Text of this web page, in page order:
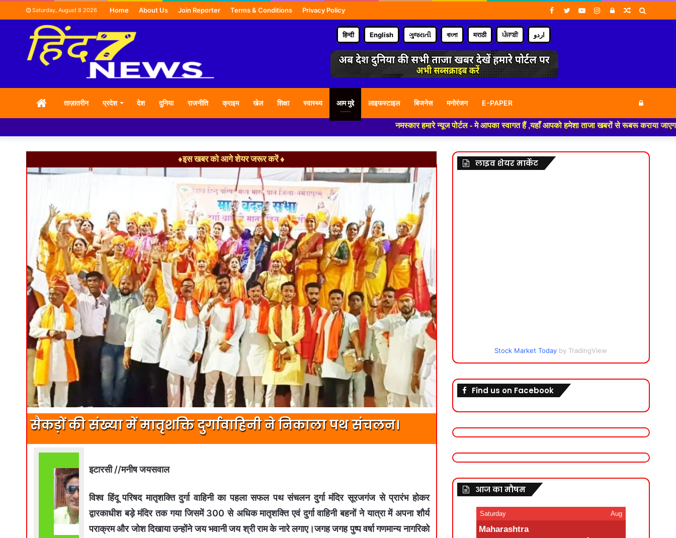
Saturday, August 8 2026 Home About Us Join Reporter Terms & Conditions Privacy Policy Random
Log
Instagram
YouTube
Twitter
Facebook
हिन्दी English ગુજરાતી বাংলা मराठी ਪੰਜਾਬੀ اردو
HOMEताज़ातरीन प्रदेश देश दुनिया राजनीति क्राइम खेल शिक्षा स्वास्थ्य आम मुद्दे लाइफस्टाइल बिजनेस मनोरंजन E-PAPER Log
In
नमस्कार हमारे न्यूज पोर्टल - मे आपका स्वागत हैं ,यहाँ आपको हमेशा ताजा खबरों से रूबरू कराया जाएगा , खबर
♦इस खबर को आगे शेयर जरूर करें ♦
सैकड़ों की संख्या में मातृशक्ति दुर्गावाहिनी ने निकाला पथ संचलन।
इटारसी //मनीष जयसवाल
विश्व हिंदू परिषद मातृशक्ति दुर्गा वाहिनी का पहला सफल पथ संचलन दुर्गा मंदिर सूरजगंज से प्रारंभ होकर
द्वारकाधीश बड़े मंदिर तक गया जिसमें 300 से अधिक मातृशक्ति एवं दुर्गा वाहिनी बहनों ने यात्रा में अपना शौर्य
पराक्रम और जोश दिखाया उन्होंने जय भवानी जय श्री राम के नारे लगाए।जगह जगह पुष्प वर्षा गणमान्य नागरिको
लाइव शेयर मार्केट
Stock Market Today by TradingView
Find us on Facebook
आज का मौषम
Saturday Aug
Maharashtra